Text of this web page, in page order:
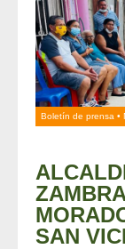
Boletín de prensa •
SAN